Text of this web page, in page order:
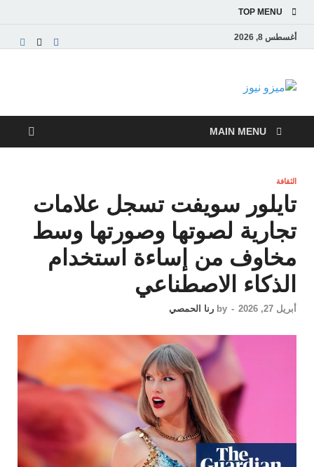
TOP MENU
أغسطس 8, 2026
ميزو نيوز
والاقتصادية
MAIN MENU
الثقافة
تايلور سويفت تسجل علامات
تجارية لصوتها وصورتها وسط
مخاوف من إساءة استخدام
الذكاء الاصطناعي
أبريل 27, 2026 -
by رنا الحمصي